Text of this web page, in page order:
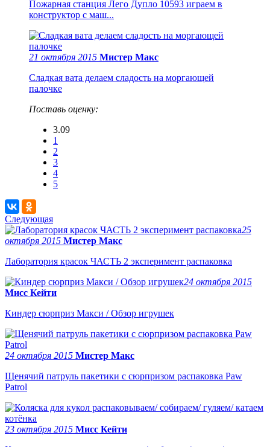
Пожарная станция Лего Дупло 10593 играем в
конструктор с маш...
21 октября 2015 Мистер Макс
Сладкая вата делаем сладость на моргающей
палочке
Поставь оценку:
3.09
1
2
3
4
5
Следующая
25
октября 2015 Мистер Макс
Лаборатория красок ЧАСТЬ 2 эксперимент распаковка
24 октября 2015
Мисс Кейти
Киндер сюрприз Макси / Обзор игрушек
24 октября 2015 Мистер Макс
Щенячий патруль пакетики с сюрпризом распаковка Paw
Patrol
23 октября 2015 Мисс Кейти